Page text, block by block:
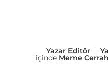
Yazar Editör
içinde Meme